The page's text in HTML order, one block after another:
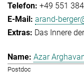
+49 551
arand-
Das Innere
Azar
Postdoc